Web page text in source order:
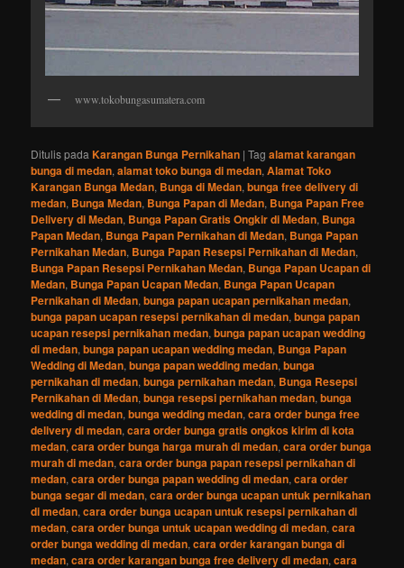
www.tokobungasumatera.com
Ditulis pada Karangan Bunga Pernikahan |Tag alamat karangan
bunga di medan,alamat toko bunga di medan,Alamat Toko
Karangan Bunga Medan, Bunga di Medan,bunga free delivery di
medan, Bunga Medan, Bunga Papan di Medan, Bunga Papan Free
Delivery di Medan, Bunga Papan Gratis Ongkir di Medan, Bunga
Papan Medan, Bunga Papan Pernikahan di Medan, Bunga Papan
Pernikahan Medan, Bunga Papan Resepsi Pernikahan di Medan,
Bunga Papan Resepsi Pernikahan Medan, Bunga Papan Ucapan di
Medan, Bunga Papan Ucapan Medan, Bunga Papan Ucapan
Pernikahan di Medan,bunga papan ucapan pernikahan medan,
bunga papan ucapan resepsi pernikahan di medan,bunga papan
ucapan resepsi pernikahan medan,bunga papan ucapan wedding
di medan,bunga papan ucapan wedding medan, Bunga Papan
Wedding di Medan,bunga papan wedding medan,bunga
pernikahan di medan,bunga pernikahan medan, Bunga Resepsi
Pernikahan di Medan,bunga resepsi pernikahan medan,bunga
wedding di medan,bunga wedding medan,cara order bunga free
delivery di medan,cara order bunga gratis ongkos kirim di kota
medan,cara order bunga harga murah di medan,cara order bunga
murah di medan,cara order bunga papan resepsi pernikahan di
medan,cara order bunga papan wedding di medan,cara order
bunga segar di medan,cara order bunga ucapan untuk pernikahan
di medan,cara order bunga ucapan untuk resepsi pernikahan di
medan,cara order bunga untuk ucapan wedding di medan,cara
order bunga wedding di medan,cara order karangan bunga di
medan,cara order karangan bunga free delivery di medan,cara